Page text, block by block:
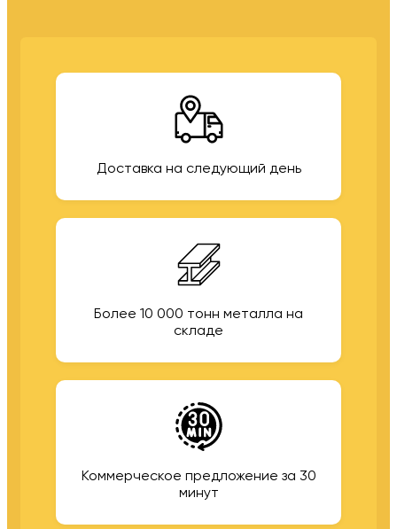
Доставка на следующий день
Более 10 000 тонн металла на
складе
Коммерческое предложение за 30
минут